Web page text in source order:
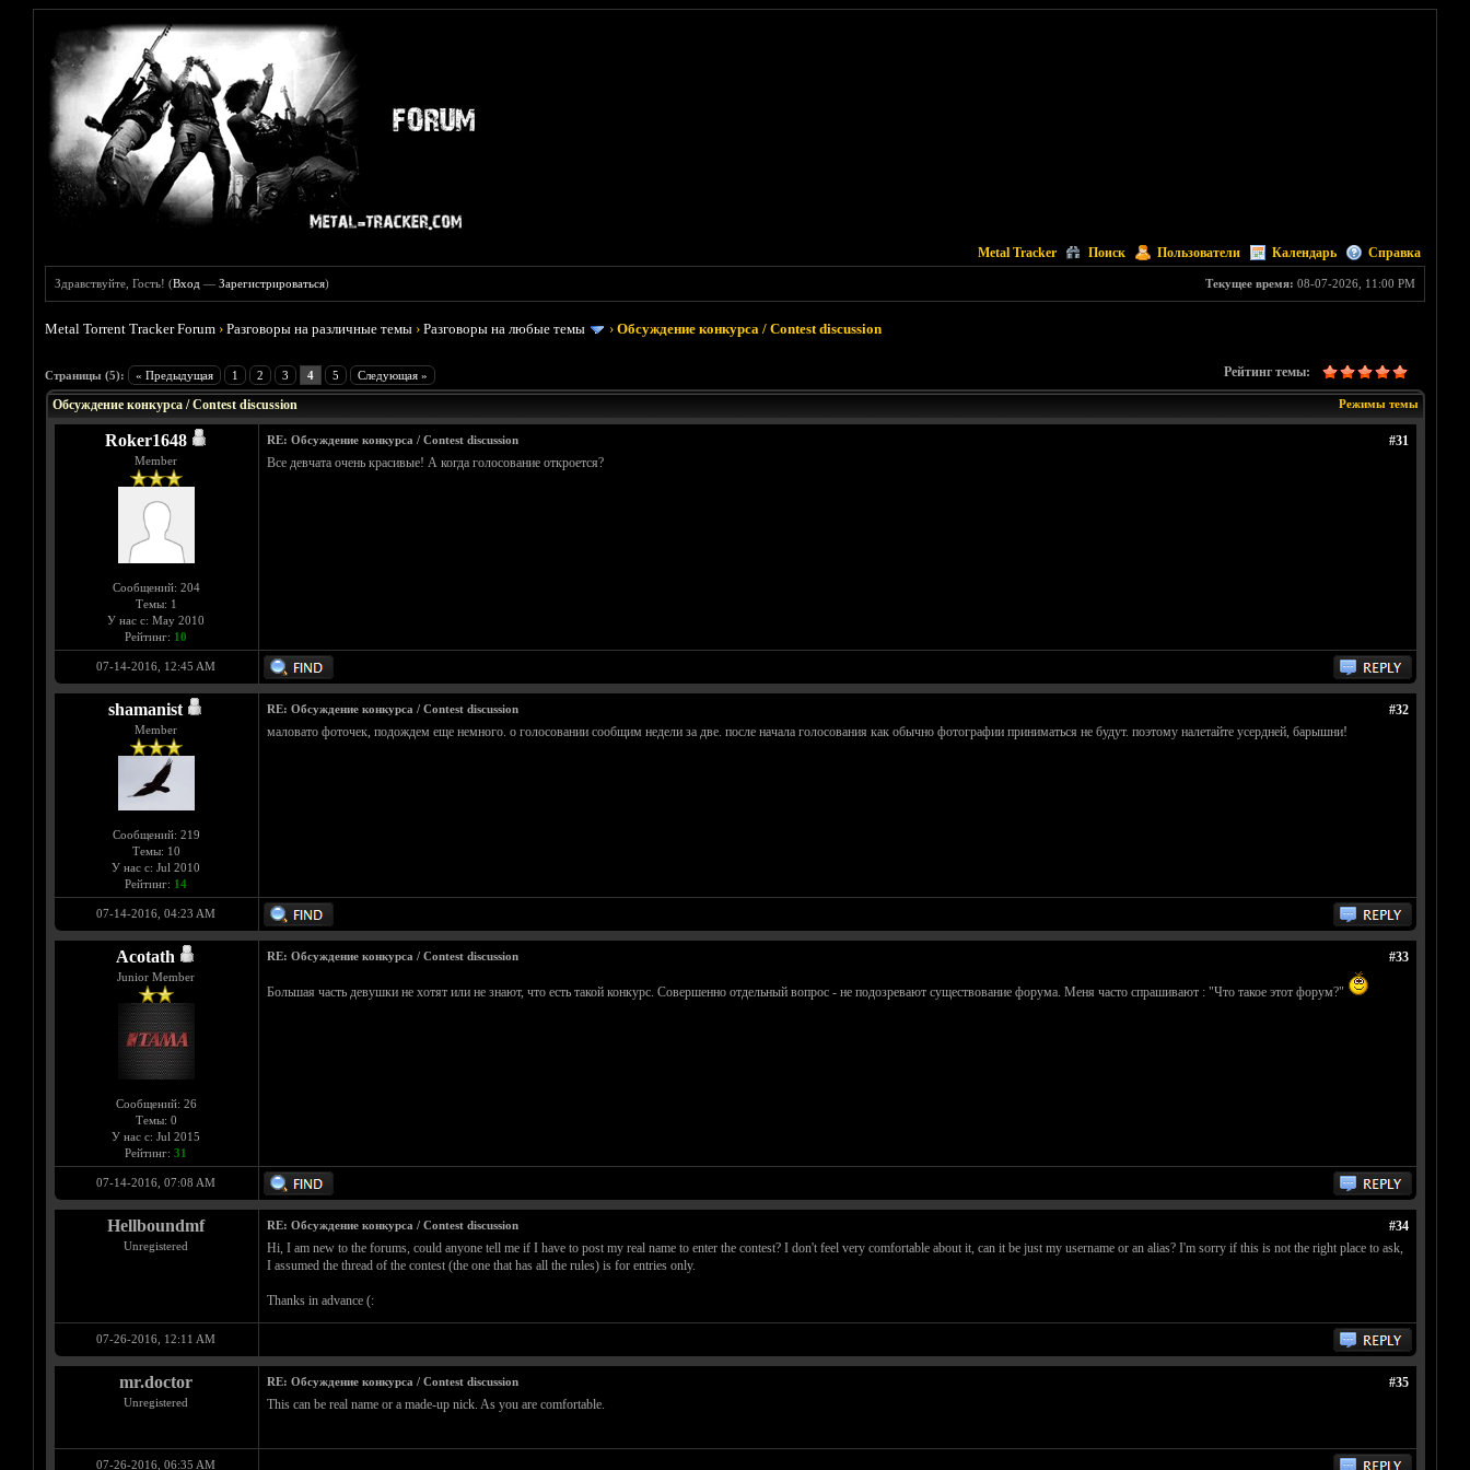
Metal Tracker Поиск Пользователи Календарь Справка
Текущее время: 08-07-2026, 11:00 PM
Здравствуйте, Гость! (Вход —Зарегистрироваться)
Metal Torrent Tracker Forum ›Разговоры на различные темы ›Разговоры на любые темы ›Обсуждение конкурса / Contest discussion
Страницы (5): « Предыдущая 1 2 3 4 5 Следующая » Рейтинг темы:
Голосов: 1 - Средняя оценка: 5
1
2
3
4
5
Режимы темы
Обсуждение конкурса / Contest discussion
Roker1648
Member
Сообщений: 204
Темы: 1
У нас с: May 2010
Рейтинг: 10
#31
RE: Обсуждение конкурса / Contest discussion
Все девчата очень красивые! А когда голосование откроется?
07-14-2016, 12:45 AM
shamanist
Member
Сообщений: 219
Темы: 10
У нас с: Jul 2010
Рейтинг: 14
#32
RE: Обсуждение конкурса / Contest discussion
маловато фоточек, подождем еще немного. о голосовании сообщим недели за две. после начала голосования как обычно фотографии приниматься не будут. поэтому налетайте усердней, барышни!
07-14-2016, 04:23 AM
Acotath
Junior Member
Сообщений: 26
Темы: 0
У нас с: Jul 2015
Рейтинг: 31
#33
RE: Обсуждение конкурса / Contest discussion
Большая часть девушки не хотят или не знают, что есть такой конкурс. Совершенно отдельный вопрос - не подозревают существование форума. Меня часто спрашивают : "Что такое этот форум?"
07-14-2016, 07:08 AM
Hellboundmf
Unregistered
#34
RE: Обсуждение конкурса / Contest discussion
Hi, I am new to the forums, could anyone tell me if I have to post my real name to enter the contest? I don't feel very comfortable about it, can it be just my username or an alias? I'm sorry if this is not the right place to ask,
I assumed the thread of the contest (the one that has all the rules) is for entries only.
Thanks in advance (:
07-26-2016, 12:11 AM
mr.doctor
Unregistered
#35
RE: Обсуждение конкурса / Contest discussion
This can be real name or a made-up nick. As you are comfortable.
07-26-2016, 06:35 AM